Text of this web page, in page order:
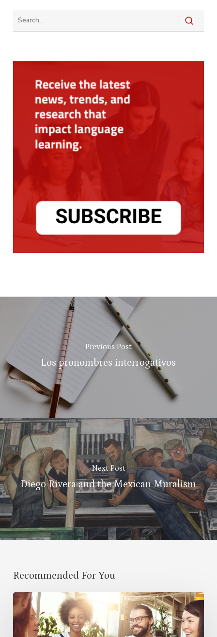
Previous Post
Los pronombres interrogativos
Next Post
Diego Rivera and the Mexican Muralism
Recommended For You
Cultural
Symbiosis:
How